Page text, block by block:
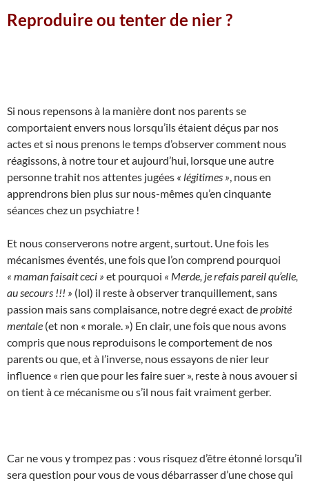
Reproduire ou tenter de nier ?
Si nous repensons à la manière dont nos parents se
comportaient envers nous lorsqu’ils étaient déçus par nos
actes et si nous prenons le temps d’observer comment nous
réagissons, à notre tour et aujourd’hui, lorsque une autre
personne trahit nos attentes jugées « légitimes » , nous en
apprendrons bien plus sur nous-mêmes qu’en cinquante
séances chez un psychiatre !
Et nous conserverons notre argent, surtout. Une fois les
mécanismes éventés, une fois que l’on comprend pourquoi
« maman faisait ceci » et pourquoi « Merde, je refais pareil qu’elle,
au secours !!! » (lol) il reste à observer tranquillement, sans
passion mais sans complaisance, notre degré exact deprobité
mentale (et non « morale. ») En clair, une fois que nous avons
compris que nous reproduisons le comportement de nos
parents ou que, et à l’inverse, nous essayons de nier leur
influence « rien que pour les faire suer », reste à nous avouer si
on tient à ce mécanisme ou s’il nous fait vraiment gerber.
Car ne vous y trompez pas : vous risquez d’être étonné lorsqu’il
sera question pour vous de vous débarrasser d’une chose qui